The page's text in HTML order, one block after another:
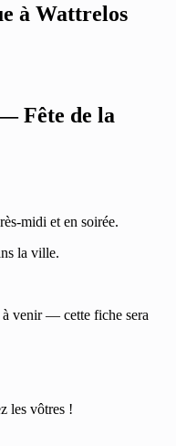
à Wattrelos
Fête de la
midi et en soirée.
la ville.
venir — cette fiche sera
les vôtres !